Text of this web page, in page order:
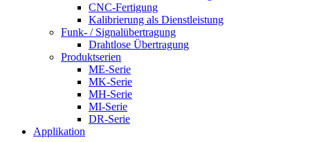
CNC-Fertigung
Kalibrierung als Dienstleistung
Funk- / Signalübertragung
Drahtlose Übertragung
Produktserien
ME-Serie
MK-Serie
MH-Serie
MI-Serie
DR-Serie
Applikation